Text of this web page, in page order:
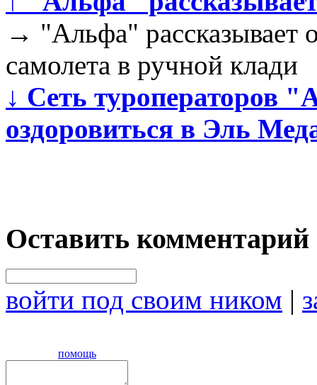
→ "Альфа" рассказывает
самолета в ручной клади
↓ Сеть туроператоров
оздоровиться в Эль
Оставить комментарий
войти под своим ником |
помощь